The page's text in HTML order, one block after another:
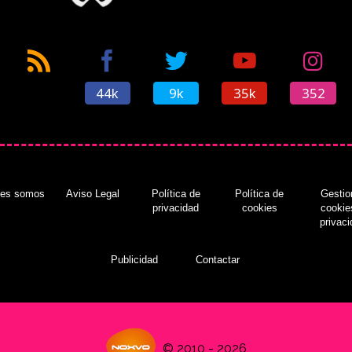
44k 9k 35k 352
somos Aviso Legal
Política de
privacidad
Política de
cookies
Publicidad Contactar
© 2010 - 2026